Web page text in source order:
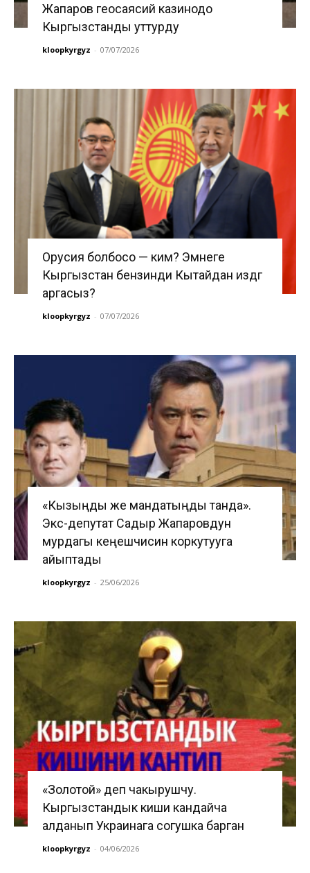
Жапаров геосаясий казинодо
Кыргызстанды уттурду
kloopkyrgyz - 07/07/2026
Орусия болбосо — ким? Эмнеге
Кыргызстан бензинди Кытайдан издөөгө
аргасыз?
kloopkyrgyz - 07/07/2026
«Кызыңды же мандатыңды танда».
Экс-депутат Садыр Жапаровдун
мурдагы кеңешчисин коркутууга
айыптады
kloopkyrgyz - 25/06/2026
«Золотой» деп чакырушчу.
Кыргызстандык киши кандайча
алданып Украинага согушка барган
kloopkyrgyz - 04/06/2026